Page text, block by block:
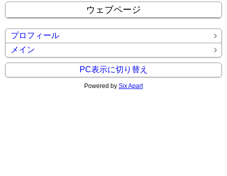
ウェブページ
プロフィール
メイン
PC表示に切り替え
Powered by Six Apart